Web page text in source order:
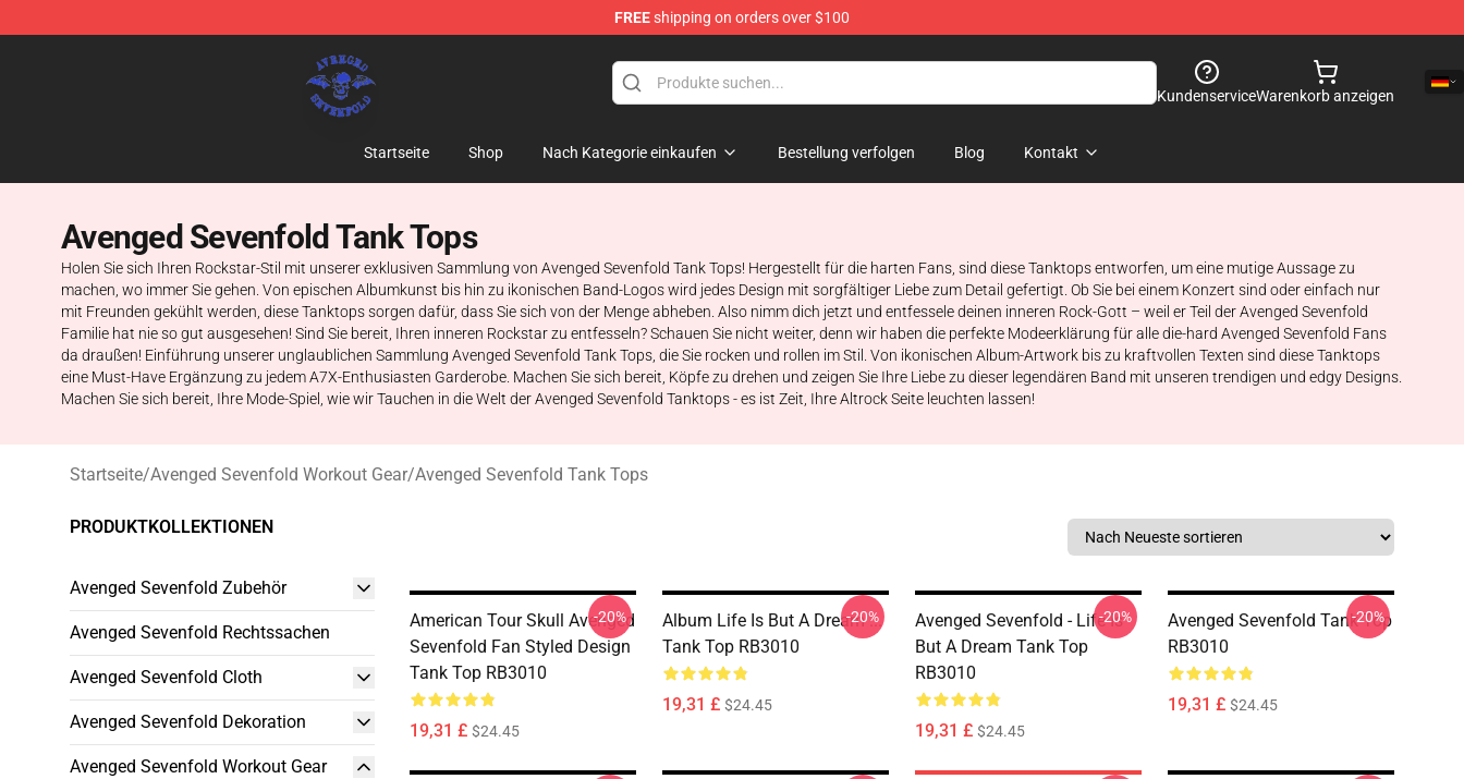
FREEshipping on orders over $100
Avenged Sevenfold Shop - Official Avenged Sevenfold Merchandise Store
KundenserviceWarenkorb anzeigen
Startseite Shop Nach Kategorie einkaufen Bestellung verfolgen Blog Kontakt
Avenged Sevenfold Tank Tops
Holen Sie sich Ihren Rockstar-Stil mit unserer exklusiven Sammlung von Avenged Sevenfold Tank Tops! Hergestellt für die harten Fans, sind diese Tanktops entworfen, um eine mutige Aussage zu
machen, wo immer Sie gehen. Von epischen Albumkunst bis hin zu ikonischen Band-Logos wird jedes Design mit sorgfältiger Liebe zum Detail gefertigt. Ob Sie bei einem Konzert sind oder einfach nur
mit Freunden gekühlt werden, diese Tanktops sorgen dafür, dass Sie sich von der Menge abheben. Also nimm dich jetzt und entfessele deinen inneren Rock-Gott – weil er Teil der Avenged Sevenfold
Familie hat nie so gut ausgesehen! Sind Sie bereit, Ihren inneren Rockstar zu entfesseln? Schauen Sie nicht weiter, denn wir haben die perfekte Modeerklärung für alle die-hard Avenged Sevenfold Fans
da draußen! Einführung unserer unglaublichen Sammlung Avenged Sevenfold Tank Tops, die Sie rocken und rollen im Stil. Von ikonischen Album-Artwork bis zu kraftvollen Texten sind diese Tanktops
eine Must-Have Ergänzung zu jedem A7X-Enthusiasten Garderobe. Machen Sie sich bereit, Köpfe zu drehen und zeigen Sie Ihre Liebe zu dieser legendären Band mit unseren trendigen und edgy Designs.
Machen Sie sich bereit, Ihre Mode-Spiel, wie wir Tauchen in die Welt der Avenged Sevenfold Tanktops - es ist Zeit, Ihre Altrock Seite leuchten lassen!
Startseite/Avenged Sevenfold Workout Gear/Avenged Sevenfold Tank Tops
PRODUKTKOLLEKTIONEN
Avenged Sevenfold Zubehör
Avenged Sevenfold Rechtssachen
Avenged Sevenfold Cloth
Avenged Sevenfold Dekoration
Avenged Sevenfold Workout Gear
American Tour Skull Avenged
Sevenfold Fan Styled Design
Tank Top RB3010
19,31 £ $24.45
-20%
Album Life Is But A Dream ...
Tank Top RB3010
19,31 £ $24.45
-20%
Avenged Sevenfold - Life Is
But A Dream Tank Top
RB3010
19,31 £ $24.45
-20%
Avenged Sevenfold Tank Top
RB3010
19,31 £ $24.45
-20%